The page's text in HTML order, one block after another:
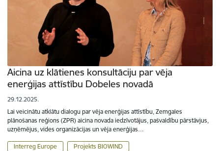
Aicina uz klātienes konsultāciju par vēja
enerģijas attīstību Dobeles novadā
29.12.2025.
Lai veicinātu atklātu dialogu par vēja enerģijas attīstību, Zemgales
plānošanas reģions (ZPR) aicina novada iedzīvotājus, pašvaldību pārstāvjus,
uzņēmējus, vides organizācijas un vēja enerģijas…
Interreg Europe Projekts BIOWIND